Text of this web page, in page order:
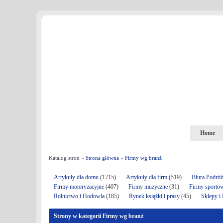
Home
Katalog stron » Strona główna » Firmy wg branż
Artykuły dla domu (1715) Artykuły dla firm (519)
Biura
Firmy motoryzacyjne (407) Firmy muzyczne (31)
Firmy
Rolnictwo i Hodowla (185) Rynek książki i prasy (45) Sklepy i
Strony w kategorii Firmy wg branż